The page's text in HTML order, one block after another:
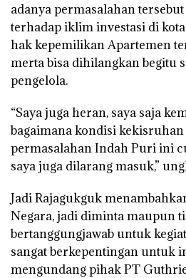
adanya permasalahan
terhadap iklim investasi di
hak kepemilikan Apartemen
merta bisa dihilangkan begitu
pengelola.
“Saya juga heran, saya saja
bagaimana kondisi
permasalahan Indah Puri ini
saya juga dilarang masuk,”
Jadi Rajagukguk
Negara, jadi diminta maupun
bertanggungjawab untuk
sangat berkepentingan untuk
mengundang pihak PT